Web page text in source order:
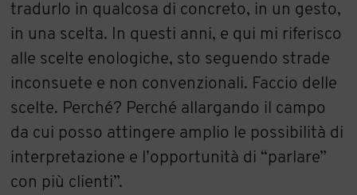
tradurlo in qualcosa di concreto, in un gesto,
in una scelta. In questi anni, e qui mi riferisco
alle scelte enologiche, sto seguendo strade
inconsuete e non convenzionali. Faccio delle
scelte. Perché? Perché allargando il campo
da cui posso attingere amplio le possibilità di
interpretazione e l’opportunità di “parlare”
con più clienti”.